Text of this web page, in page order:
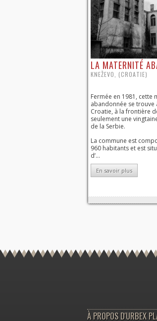
LA MATERNITÉ
KNEŽEVO, (CROATIE)
Fermée en 1981, cette
abandonnée se trouve
Croatie, à la frontière
seulement une
de la Serbie.
La commune est
960 habitants et est
d’...
En savoir plus
À PROPOS D'URBEX